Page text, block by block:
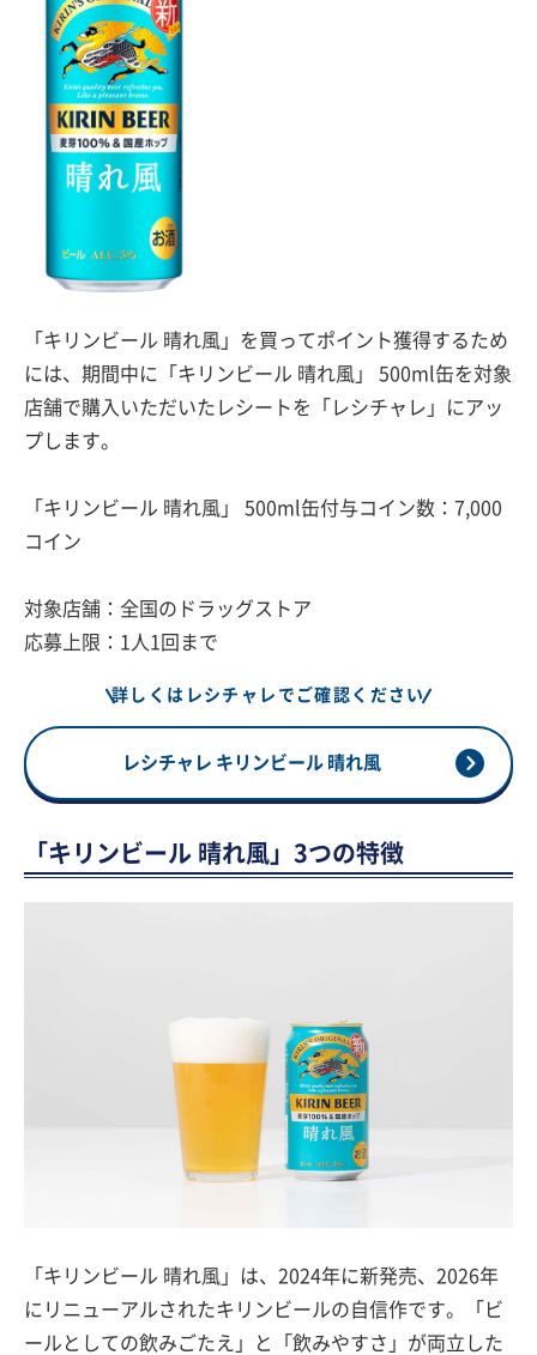
「キリンビール 晴れ風」を買ってポイント獲得するため
には、期間中に「キリンビール 晴れ風」 500ml缶を対象
店舗で購入いただいたレシートを「レシチャレ」にアッ
プします。
「キリンビール 晴れ風」 500ml缶付与コイン数：7,000
コイン
対象店舗：全国のドラッグストア
応募上限：1人1回まで
詳しくはレシチャレでご確認ください
レシチャレ キリンビール 晴れ風
「キリンビール 晴れ風」3つの特徴
「キリンビール 晴れ風」は、2024年に新発売、2026年
にリニューアルされたキリンビールの自信作です。「ビ
ールとしての飲みごたえ」と「飲みやすさ」が両立した